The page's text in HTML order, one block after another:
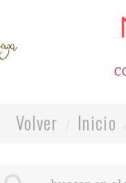
Volver Inicio